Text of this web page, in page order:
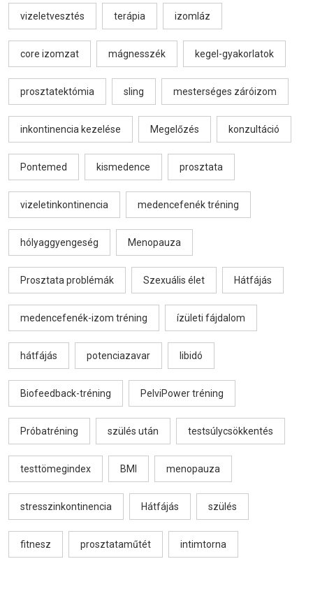
vizeletvesztés terápia izomláz
core izomzat mágnesszék kegel-gyakorlatok
prosztatektómia sling mesterséges záróizom
inkontinencia kezelése Megelőzés konzultáció
Pontemed kismedence prosztata
vizeletinkontinencia medencefenék tréning
hólyaggyengeség Menopauza
Prosztata problémák Szexuális élet Hátfájás
medencefenék-izom tréning ízületi fájdalom
hátfájás potenciazavar libidó
Biofeedback-tréning PelviPower tréning
Próbatréning szülés után testsúlycsökkentés
testtömegindex BMI menopauza
stresszinkontinencia Hátfájás szülés
fitnesz prosztataműtét intimtorna